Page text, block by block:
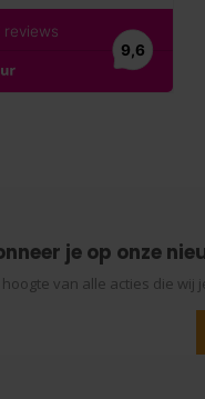
je op onze
van alle acties die wij